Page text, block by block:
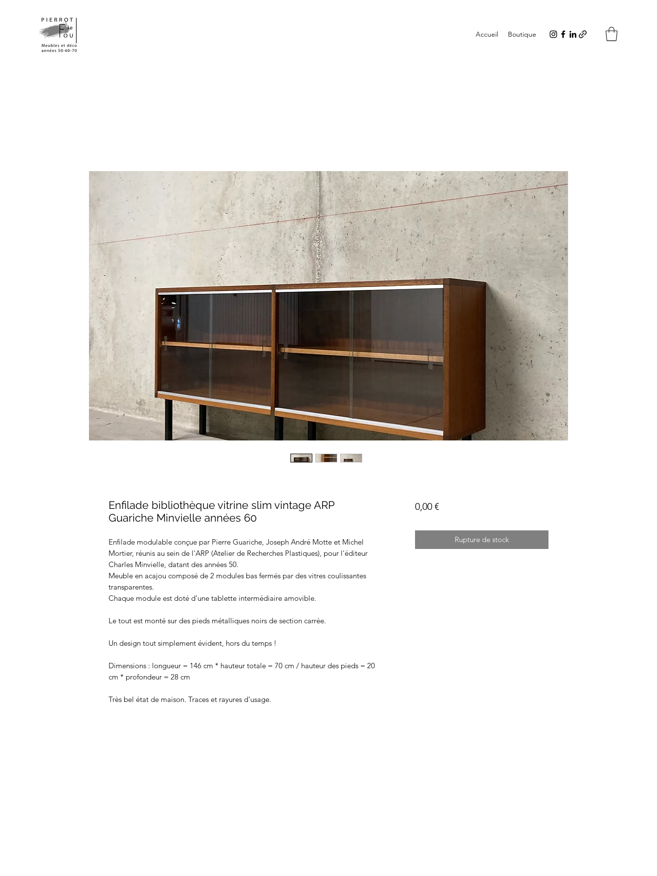
Accueil Boutique
Enfilade bibliothèque vitrine slim vintage ARP
Guariche Minvielle années 60
Enfilade modulable conçue par Pierre Guariche, Joseph André Motte et Michel
Mortier, réunis au sein de l'ARP (Atelier de Recherches Plastiques), pour l'éditeur
Charles Minvielle, datant des années 50.
Meuble en acajou composé de 2 modules bas fermés par des vitres coulissantes
transparentes.
Chaque module est doté d’une tablette intermédiaire amovible.
Le tout est monté sur des pieds métalliques noirs de section carrée.
Un design tout simplement évident, hors du temps !
Dimensions : longueur = 146 cm * hauteur totale = 70 cm / hauteur des pieds = 20
cm * profondeur = 28 cm
Très bel état de maison. Traces et rayures d’usage.
0,00 €Prix
Rupture de stock